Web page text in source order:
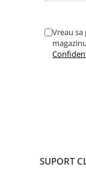
Multifunctionale
Multifunctionale
Access Points &
Vreau
SUPORT